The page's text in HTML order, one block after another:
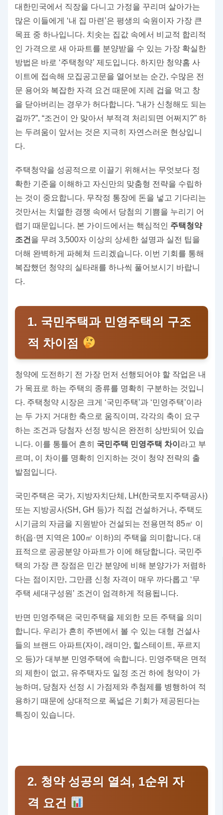
대한민국에서 직장을 다니고 가정을 꾸리며 살아가는
많은 이들에게 ‘내 집 마련’은 평생의 숙원이자 가장 큰
목표 중 하나입니다. 치솟는 집값 속에서 비교적 합리적
인 가격으로 새 아파트를 분양받을 수 있는 가장 확실한
방법은 바로 ‘주택청약’ 제도입니다. 하지만 청약홈 사
이트에 접속해 모집공고문을 열어보는 순간, 수많은 전
문 용어와 복잡한 자격 요건 때문에 지레 겁을 먹고 창
을 닫아버리는 경우가 허다합니다. “내가 신청해도 되는
걸까?”, “조건이 안 맞아서 부적격 처리되면 어쩌지?” 하
는 두려움이 앞서는 것은 지극히 자연스러운 현상입니
다.
주택청약을 성공적으로 이끌기 위해서는 무엇보다 정
확한 기준을 이해하고 자신만의 맞춤형 전략을 수립하
는 것이 중요합니다. 무작정 통장에 돈을 넣고 기다리는
것만서는 치열한 경쟁 속에서 당첨의 기쁨을 누리기 어
렵기 때문입니다. 본 가이드에서는 핵심적인 주택청약
조건 을 무려 3,500자 이상의 상세한 설명과 실전 팁을
더해 완벽하게 파헤쳐 드리겠습니다. 이번 기회를 통해
복잡했던 청약의 실타래를 하나씩 풀어보시기 바랍니
다.
1. 국민주택과 민영주택의 구조
적 차이점
청약에 도전하기 전 가장 먼저 선행되어야 할 작업은 내
가 목표로 하는 주택의 종류를 명확히 구분하는 것입니
다. 주택청약 시장은 크게 ‘국민주택’과 ‘민영주택’이라
는 두 가지 거대한 축으로 움직이며, 각각의 축이 요구
하는 조건과 당첨자 선정 방식은 완전히 상반되어 있습
니다. 이를 통틀어 흔히 국민주택 민영주택 차이 라고 부
르며, 이 차이를 명확히 인지하는 것이 청약 전략의 출
발점입니다.
국민주택은 국가, 지방자치단체, LH(한국토지주택공사)
또는 지방공사(SH, GH 등)가 직접 건설하거나, 주택도
시기금의 자금을 지원받아 건설되는 전용면적 85㎡ 이
하(읍·면 지역은 100㎡ 이하)의 주택을 의미합니다. 대
표적으로 공공분양 아파트가 이에 해당합니다. 국민주
택의 가장 큰 장점은 민간 분양에 비해 분양가가 저렴하
다는 점이지만, 그만큼 신청 자격이 매우 까다롭고 ‘무
주택 세대구성원’ 조건이 엄격하게 적용됩니다.
반면 민영주택은 국민주택을 제외한 모든 주택을 의미
합니다. 우리가 흔히 주변에서 볼 수 있는 대형 건설사
들의 브랜드 아파트(자이, 래미안, 힐스테이트, 푸르지
오 등)가 대부분 민영주택에 속합니다. 민영주택은 면적
의 제한이 없고, 유주택자도 일정 조건 하에 청약이 가
능하며, 당첨자 선정 시 가점제와 추첨제를 병행하여 적
용하기 때문에 상대적으로 폭넓은 기회가 제공된다는
특징이 있습니다.
2. 청약 성공의 열쇠, 1순위 자
격 요건